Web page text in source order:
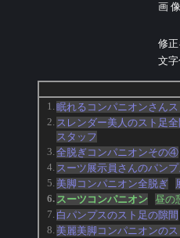
画
修
文字
1. 眠れるコンパニオンさんス
2. スレンダー美人のスト足全
スタッフ
3. 全脱ぎコンパニオンその④
4. スーツ展示員さんのパン
5. 美脚コンパニオン全脱ぎ
6. スーツコンパニオン 昼の
7. 白パンプスのスト足の隙間
8. 美麗美脚コンパニオンの